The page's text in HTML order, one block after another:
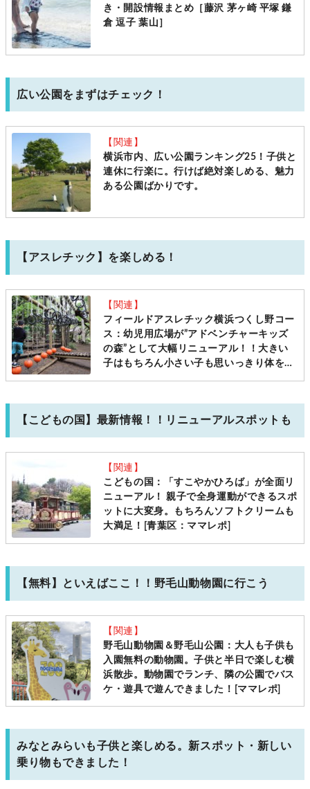
き・開設情報まとめ［藤沢 茅ヶ崎 平塚 鎌
倉 逗子 葉山］
広い公園をまずはチェック！
【関連】
横浜市内、広い公園ランキング25！子供と
連休に行楽に。行けば絶対楽しめる、魅力
ある公園ばかりです。
【アスレチック】を楽しめる！
【関連】
フィールドアスレチック横浜つくし野コー
ス：幼児用広場が”アドベンチャーキッズ
の森”として大幅リニューアル！！大きい
子はもちろん小さい子も思いっきり体を動
【こどもの国】最新情報！！リニューアルスポットも
【関連】
こどもの国：「すこやかひろば」が全面リ
ニューアル！ 親子で全身運動ができるスポ
ットに大変身。もちろんソフトクリームも
大満足！[青葉区：ママレポ]
【無料】といえばここ！！野毛山動物園に行こう
【関連】
野毛山動物園＆野毛山公園：大人も子供も
入園無料の動物園。子供と半日で楽しむ横
浜散歩。動物園でランチ、隣の公園でバス
ケ・遊具で遊んできました！[ママレポ]
みなとみらいも子供と楽しめる。新スポット・新しい
乗り物もできました！